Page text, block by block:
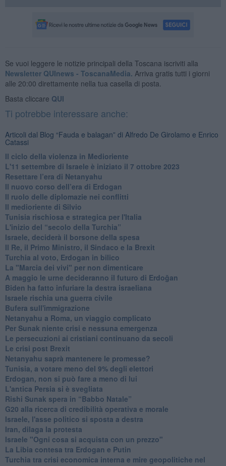
Se vuoi leggere le notizie principali della Toscana iscriviti alla
Newsletter QUInews - ToscanaMedia. Arriva gratis tutti i giorni
alle 20:00 direttamente nella tua casella di posta.
Basta cliccare QUI
Ti potrebbe interessare anche:
Articoli dal Blog “Fauda e balagan” di Alfredo De Girolamo e Enrico
Catassi
Il ciclo della violenza in Medioriente
L'11 settembre di Israele è iniziato il 7 ottobre 2023
Resettare l’era di Netanyahu
​Il nuovo corso dell’era di Erdogan
Il ruolo delle diplomazie nei conflitti
Il medioriente di Silvio
Tunisia rischiosa e strategica per l'Italia
L'inizio del “secolo della Turchia”
Israele, deciderà il borsone della spesa
Il Re, il Primo Ministro, il Sindaco e la Brexit
Turchia al voto, Erdogan in bilico
La "Marcia dei vivi" per non dimenticare
A maggio le urne decideranno il futuro di Erdoğan
Biden ha fatto infuriare la destra israeliana
Israele rischia una guerra civile
Bufera sull'immigrazione
Netanyahu a Roma, un viaggio complicato
Per Sunak niente crisi e nessuna emergenza
Le persecuzioni ai cristiani continuano da secoli
Le crisi post Brexit
Netanyahu saprà mantenere le promesse?
Tunisia, a votare meno del 9% degli elettori
Erdogan, non si può fare a meno di lui
L'antica Persia si è svegliata
Rishi Sunak spera in “Babbo Natale”
G20 alla ricerca di credibilità operativa e morale
Israele, l'asse politico si sposta a destra
Iran, dilaga la protesta
Israele "Ogni cosa si acquista con un prezzo"
La Libia contesa tra Erdogan e Putin
Turchia tra crisi economica interna e mire geopolitiche nel